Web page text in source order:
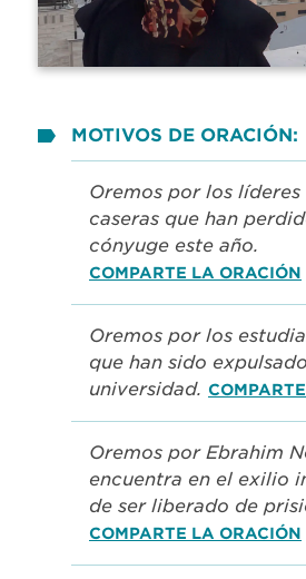
MOTIVOS DE ORACIÓN:
Oremos por los líderes
caseras que han
cónyuge este año.
COMPARTE LA ORACIÓN
Oremos por los
que han sido
universidad.
Oremos por Ebrahim
encuentra en el exilio
de ser liberado de
COMPARTE LA ORACIÓN